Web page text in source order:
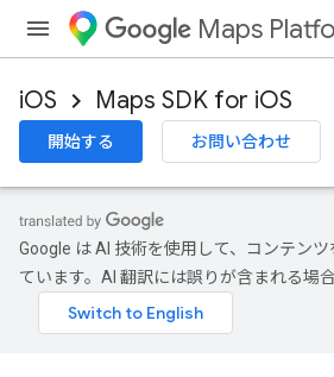
Maps
iOS Maps SDK for iOS
開始する お問い合わせ
Google は AI 技術を使用して、コンテン
ています。AI 翻訳には誤りが含まれる場